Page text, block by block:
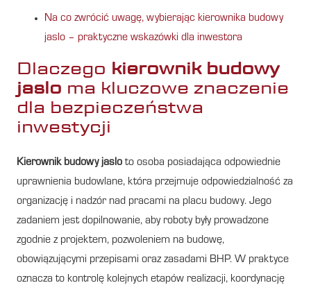
Na co zwrócić uwagę, wybierając kierownika budowy
jaslo – praktyczne wskazówki dla inwestora
Dlaczego kierownik budowy
jaslo ma kluczowe znaczenie
dla bezpieczeństwa
inwestycji
Kierownik budowy jaslo to osoba posiadająca odpowiednie
uprawnienia budowlane, która przejmuje odpowiedzialność za
organizację i nadzór nad pracami na placu budowy. Jego
zadaniem jest dopilnowanie, aby roboty były prowadzone
zgodnie z projektem, pozwoleniem na budowę,
obowiązującymi przepisami oraz zasadami BHP. W praktyce
oznacza to kontrolę kolejnych etapów realizacji, koordynację